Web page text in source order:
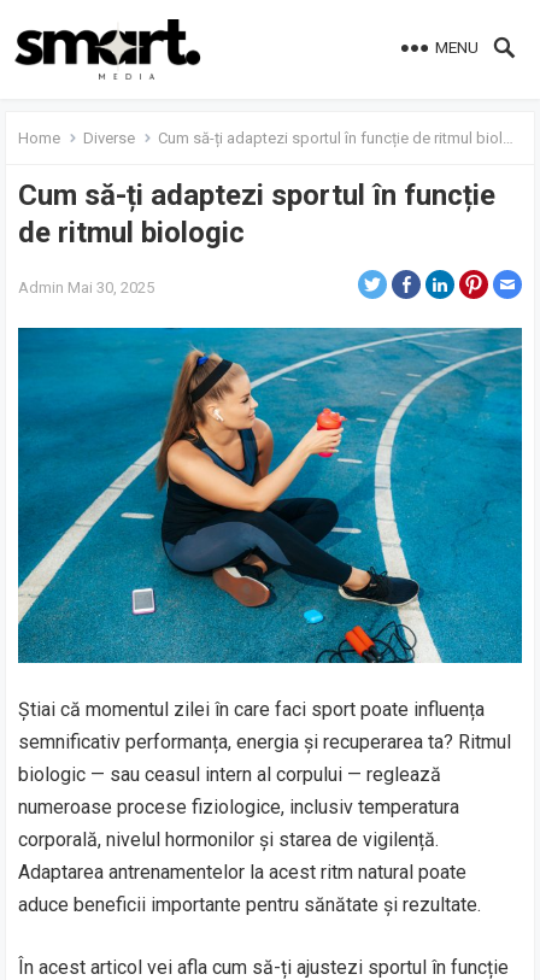
MENU
Home Diverse Cum să-ți adaptezi sportul în funcție de ritmul biologic
Cum să-ți adaptezi sportul în funcție
de ritmul biologic
Admin Mai 30, 2025
Știai că momentul zilei în care faci sport poate influența
semnificativ performanța, energia și recuperarea ta? Ritmul
biologic — sau ceasul intern al corpului — reglează
numeroase procese fiziologice, inclusiv temperatura
corporală, nivelul hormonilor și starea de vigilență.
Adaptarea antrenamentelor la acest ritm natural poate
aduce beneficii importante pentru sănătate și rezultate.
În acest articol vei afla cum să-ți ajustezi sportul în funcție